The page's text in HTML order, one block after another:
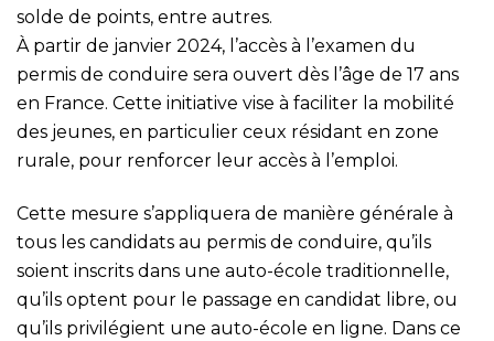
solde de points, entre autres.
À partir de janvier 2024, l’accès à l’examen du
permis de conduire sera ouvert dès l’âge de 17 ans
en France. Cette initiative vise à faciliter la mobilité
des jeunes, en particulier ceux résidant en zone
rurale, pour renforcer leur accès à l’emploi.
Cette mesure s’appliquera de manière générale à
tous les candidats au permis de conduire, qu’ils
soient inscrits dans une auto-école traditionnelle,
qu’ils optent pour le passage en candidat libre, ou
qu’ils privilégient une auto-école en ligne. Dans ce